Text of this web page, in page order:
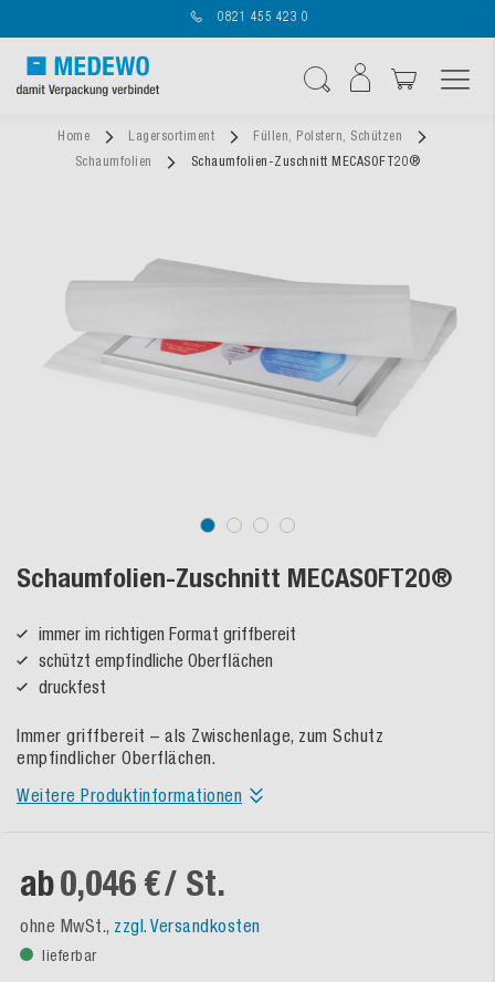
0821 455 423 0
Home Lagersortiment
Füllen, Polstern, Schützen
Schaumfolien
Schaumfolien-Zuschnitt MECASOFT20®
Schaumfolien-Zuschnitt MECASOFT20®
immer im richtigen Format griffbereit
schützt empfindliche Oberflächen
druckfest
Immer griffbereit – als Zwischenlage, zum Schutz
empfindlicher Oberflächen.
Weitere Produktinformationen
ab0,046 €/ St.
ohne MwSt., zzgl. Versandkosten
lieferbar